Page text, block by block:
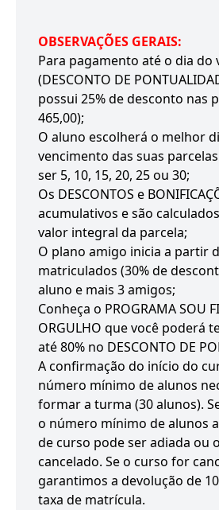
OBSERVAÇÕES GERAIS:
Para pagamento até o dia do
(DESCONTO DE
possui 25% de desconto nas
465,00);
O aluno escolherá o melhor
vencimento das suas
ser 5, 10, 15, 20, 25 ou 30;
Os DESCONTOS e
acumulativos e são
valor integral da parcela;
O plano amigo inicia a partir
matriculados (30% de
aluno e mais 3 amigos;
Conheça o PROGRAMA SOU
ORGULHO que você poderá
até 80% no DESCONTO DE
A confirmação do início do
número mínimo de alunos
formar a turma (30 alunos).
o número mínimo de alunos
de curso pode ser adiada ou
cancelado. Se o curso for
garantimos a devolução de
taxa de matrícula.